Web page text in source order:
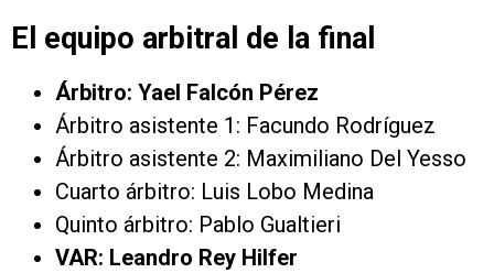
El equipo arbitral de la final
Árbitro: Yael Falcón Pérez
Árbitro asistente 1: Facundo Rodríguez
Árbitro asistente 2: Maximiliano Del Yesso
Cuarto árbitro: Luis Lobo Medina
Quinto árbitro: Pablo Gualtieri
VAR: Leandro Rey Hilfer